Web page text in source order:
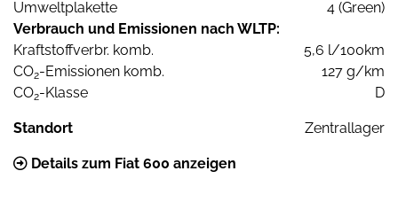
Umweltplakette
4 (Green)
Verbrauch und Emissionen nach WLTP:
Kraftstoffverbr. komb.
5,6 l/100km
CO2-Emissionen komb.
127 g/km
CO2-Klasse D
Standort Zentrallager
Details zum Fiat 600 anzeigen